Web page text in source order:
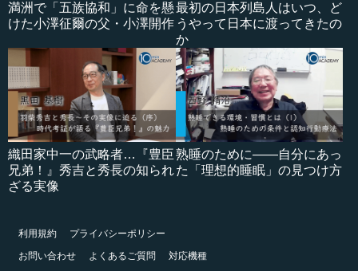
満洲で「五族協和」に命を懸
けた小澤征爾の父・小澤開作
最初の日本列島人はいつ、ど
うやって日本に渡ってきたの
か
織田家中一の武略者…『豊臣
兄弟！』秀吉と秀長の知られ
ざる実像
熟睡のために――自分にあっ
た「理想的睡眠」の見つけ方
利用規約
プライバシーポリシー
お問い合わせ
よくあるご質問
対応機種